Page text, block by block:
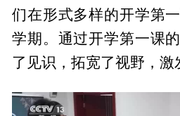
们在形式多样的开学第
学期。通过开学第一课
了见识，拓宽了视野，激